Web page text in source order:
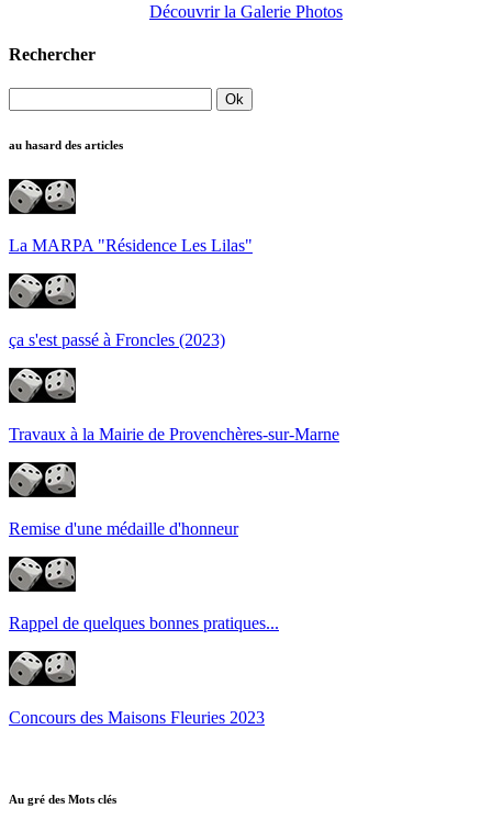
Découvrir la Galerie Photos
Rechercher
au hasard des articles
La MARPA "Résidence Les Lilas"
ça s'est passé à Froncles (2023)
Travaux à la Mairie de Provenchères-sur-Marne
Remise d'une médaille d'honneur
Rappel de quelques bonnes pratiques...
Concours des Maisons Fleuries 2023
Au gré des Mots clés